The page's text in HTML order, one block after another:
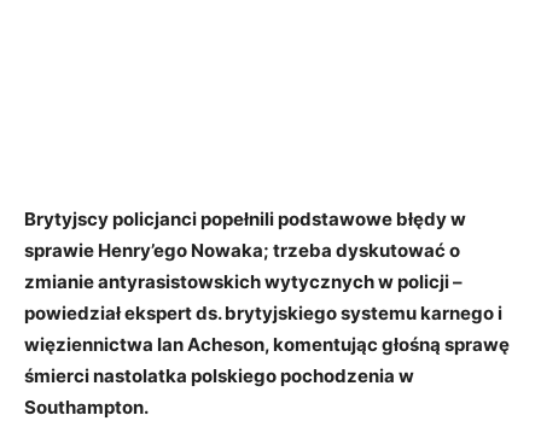
Brytyjscy policjanci popełnili podstawowe błędy w
sprawie Henry’ego Nowaka; trzeba dyskutować o
zmianie antyrasistowskich wytycznych w policji –
powiedział ekspert ds. brytyjskiego systemu karnego i
więziennictwa Ian Acheson, komentując głośną sprawę
śmierci nastolatka polskiego pochodzenia w
Southampton.